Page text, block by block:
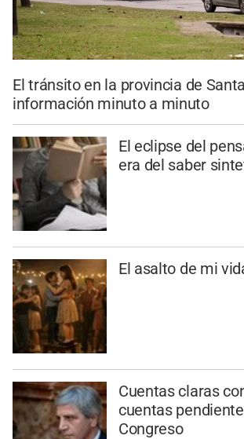
El tránsito en la provincia de
información minuto a minuto
El eclipse del
era del saber
El asalto de mi
Cuentas claras
cuentas
Congreso